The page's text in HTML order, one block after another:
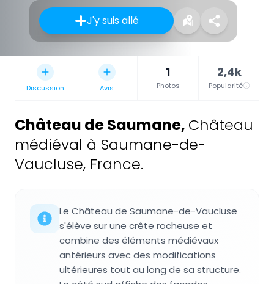
J'y suis allé
Discussion Avis
1
Photos
2,4k
Popularité
Château de Saumane, Château
médiéval à Saumane-de-
Vaucluse, France.
Le Château de Saumane-de-Vaucluse
s'élève sur une crête rocheuse et
combine des éléments médiévaux
antérieurs avec des modifications
ultérieures tout au long de sa structure.